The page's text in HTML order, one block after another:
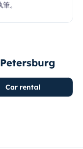
。
Car rental